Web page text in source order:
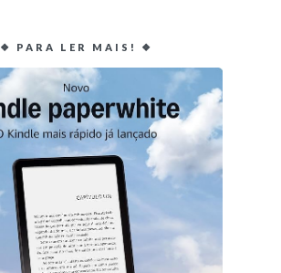
❖ PARA LER MAIS! ❖